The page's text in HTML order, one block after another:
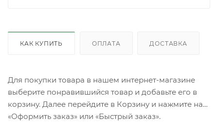
КАК КУПИТЬ ОПЛАТА ДОСТАВКА
Для покупки товара в нашем интернет-магазине
выберите понравившийся товар и добавьте его в
корзину. Далее перейдите в Корзину и нажмите на
«Оформить заказ» или «Быстрый заказ».